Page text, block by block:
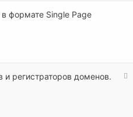
формате Single Page
и регистраторов доменов.